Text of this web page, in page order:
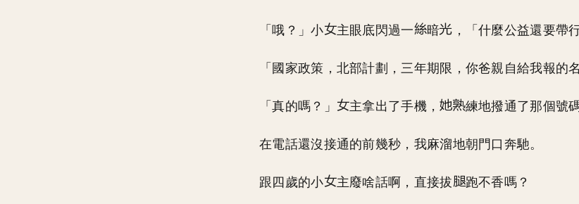
「哦？」小 主眼底閃過一 暗 ，「什麼公益還要帶
「國家政策，北部計劃，三年期限，你爸親自給我報的名
「真的嗎？」 主拿出了手機， 練地撥通了那個號碼
在電話還沒接通的前幾秒，我麻溜地朝門口奔馳。
跟四歲的小 主廢啥話啊，直接拔 跑不香嗎？